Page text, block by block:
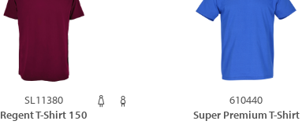
SL11380
Regent T-Shirt 150
610440
Super Premium T-Shirt